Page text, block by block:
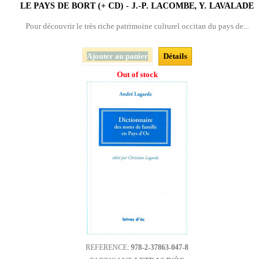
LE PAYS DE BORT (+ CD) - J.-P. LACOMBE, Y. LAVALADE
Pour découvrir le très riche patrimoine culturel occitan du pays de...
Ajouter au panier
Détails
Out of stock
REFERENCE: 978-2-37863-047-8